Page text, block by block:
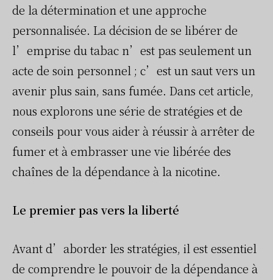
de la détermination et une approche
personnalisée. La décision de se libérer de
l’emprise du tabac n’est pas seulement un
acte de soin personnel ; c’est un saut vers un
avenir plus sain, sans fumée. Dans cet article,
nous explorons une série de stratégies et de
conseils pour vous aider à réussir à arrêter de
fumer et à embrasser une vie libérée des
chaînes de la dépendance à la nicotine.
Le premier pas vers la liberté
Avant d’aborder les stratégies, il est essentiel
de comprendre le pouvoir de la dépendance à